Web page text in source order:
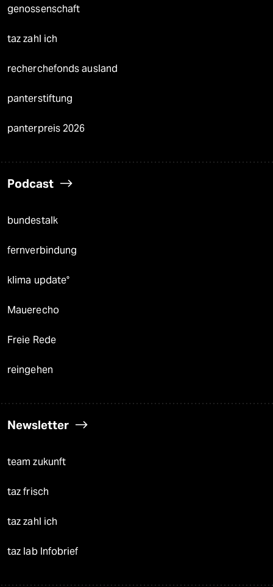
genossenschaft
taz zahl ich
recherchefonds ausland
panterstiftung
panterpreis 2026
Podcast
bundestalk
fernverbindung
klima update°
Mauerecho
Freie Rede
reingehen
Newsletter
team zukunft
taz frisch
taz zahl ich
taz lab Infobrief